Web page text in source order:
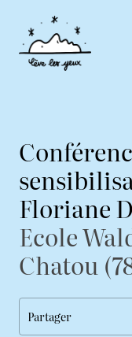
Floriane
Ecole
Chatou
Partager